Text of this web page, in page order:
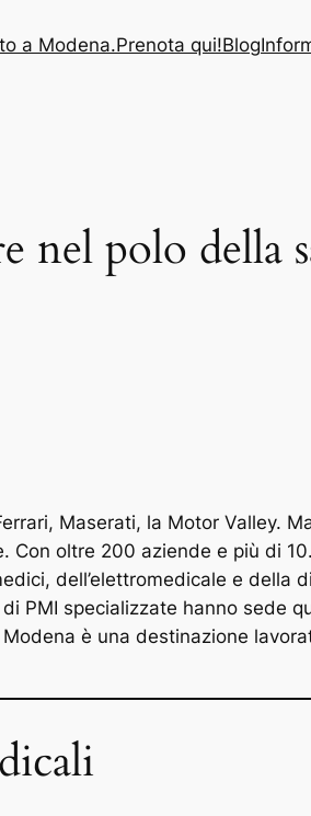
a Modena.Prenota qui!Blog
nel polo della
Maserati, la Motor Valley.
Con oltre 200 aziende e più di
dell’elettromedicale e della
PMI specializzate hanno sede
è una destinazione